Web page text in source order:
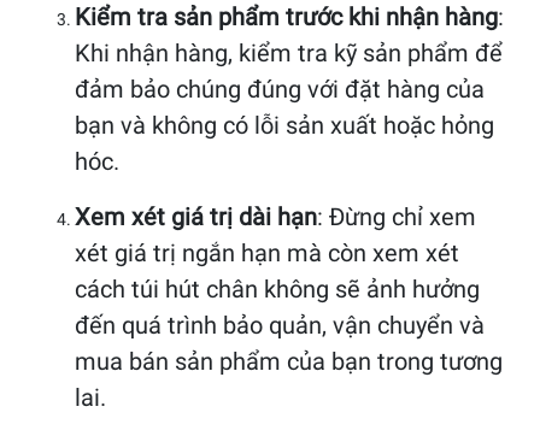
Kiểm tra sản phẩm trước khi nhận hàng:
Khi nhận hàng, kiểm tra kỹ sản phẩm để
đảm bảo chúng đúng với đặt hàng của
bạn và không có lỗi sản xuất hoặc hỏng
hóc.
Xem xét giá trị dài hạn: Đừng chỉ xem
xét giá trị ngắn hạn mà còn xem xét
cách túi hút chân không sẽ ảnh hưởng
đến quá trình bảo quản, vận chuyển và
mua bán sản phẩm của bạn trong tương
lai.